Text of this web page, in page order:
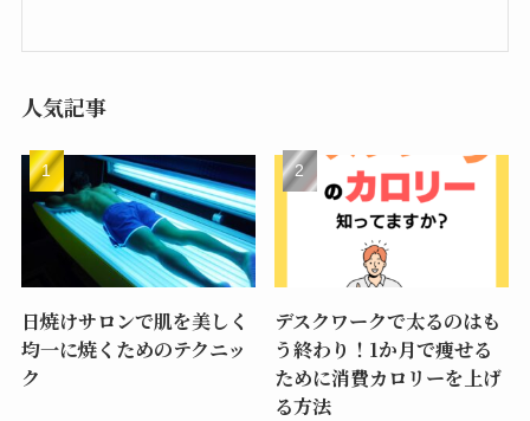
人気記事
日焼けサロンで肌を美しく
均一に焼くためのテクニッ
ク
デスクワークで太るのはも
う終わり！1か月で痩せる
ために消費カロリーを上げ
る方法